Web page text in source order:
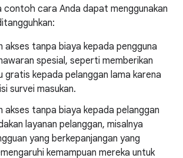
contoh cara Anda dapat menggunakan
akses tanpa biaya kepada pengguna
spesial, seperti memberikan
gratis kepada pelanggan lama karena
survei masukan.
akses tanpa biaya kepada pelanggan
layanan pelanggan, misalnya
yang berkepanjangan yang
kemampuan mereka untuk